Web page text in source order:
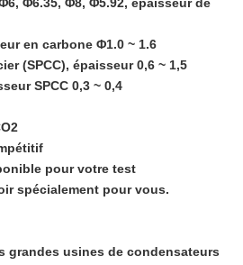
en carbone Φ1.0 ~ 1.6
(SPCC), épaisseur 0,6 ~ 1,5
SPCC 0,3 ~ 0,4
pour votre test
spécialement pour vous.
grandes usines de condensateurs